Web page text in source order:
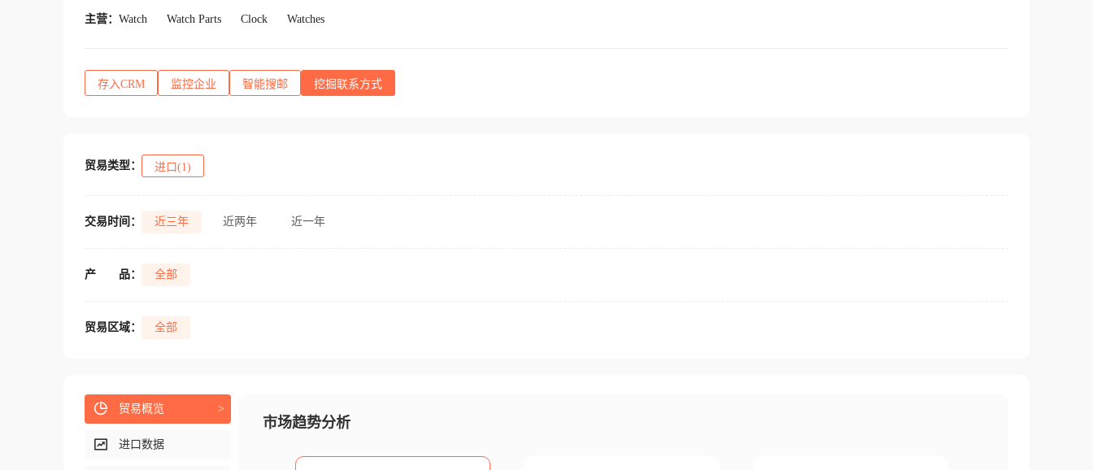
主营： Watch Watch Parts Clock Watches
存入CRM 监控企业 智能搜邮 挖掘联系方式
贸易类型： 进口(1)
交易时间： 近三年 近两年 近一年
产 品： 全部
贸易区域： 全部
市场趋势分析
贸易概览 >
进口数据